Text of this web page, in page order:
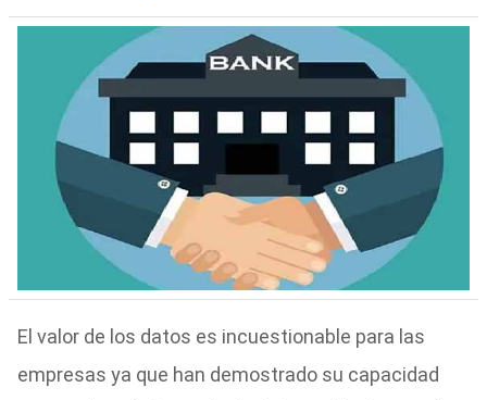
El valor de los datos es incuestionable para las
empresas ya que han demostrado su capacidad